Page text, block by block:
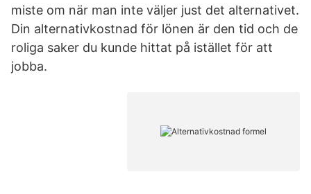
miste om när man inte väljer just det alternativet.
Din alternativkostnad för lönen är den tid och de
roliga saker du kunde hittat på istället för att
jobba.